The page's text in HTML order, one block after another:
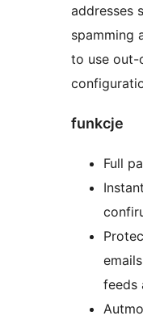
addresses
spamming
to use
funkcje
Full
feeds